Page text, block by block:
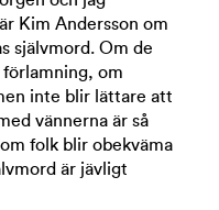
Kim Andersson om
självmord. Om de
förlamning, om
inte blir lättare att
vännerna är så
folk blir obekväma
är jävligt